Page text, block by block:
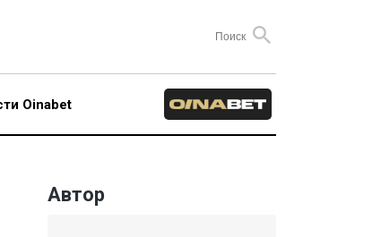
Oinabet
Автор